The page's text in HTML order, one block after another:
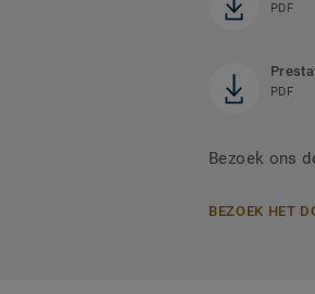
PDF
PDF
Bezoek ons
BEZOEK HET